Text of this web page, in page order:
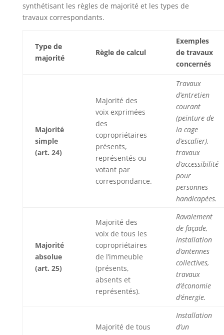
synthétisant les règles de majorité et les types de
travaux correspondants.
Type de
majorité
Règle de calcul
Exemples
de travaux
concernés
Majorité
simple
(art. 24)
Majorité des
voix exprimées
des
copropriétaires
présents,
représentés ou
votant par
correspondance.
Travaux
d’entretien
courant
(peinture de
la cage
d’escalier),
travaux
d’accessibilité
pour
personnes
handicapées.
Majorité
absolue
(art. 25)
Majorité des
voix de tous les
copropriétaires
de l’immeuble
(présents,
absents et
représentés).
Ravalement
de façade,
installation
d’antennes
collectives,
travaux
d’économie
d’énergie.
Majorité de tous
Installation
d’un